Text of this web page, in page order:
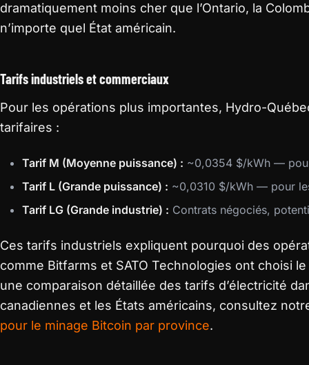
dramatiquement moins cher que l’Ontario, la
n’importe quel État américain.
Tarifs industriels et commerciaux
Pour les opérations plus importantes, Hydro-
tarifaires :
Tarif M (Moyenne puissance) : ~0,0354 $/kWh —
Tarif L (Grande puissance) : ~0,0310 $/kWh — pour
Tarif LG (Grande industrie) : Contrats négociés,
Ces tarifs industriels expliquent pourquoi des
comme Bitfarms et SATO Technologies ont choisi
une comparaison détaillée des tarifs d’électricité
canadiennes et les États américains, consultez
pour le minage Bitcoin par province.